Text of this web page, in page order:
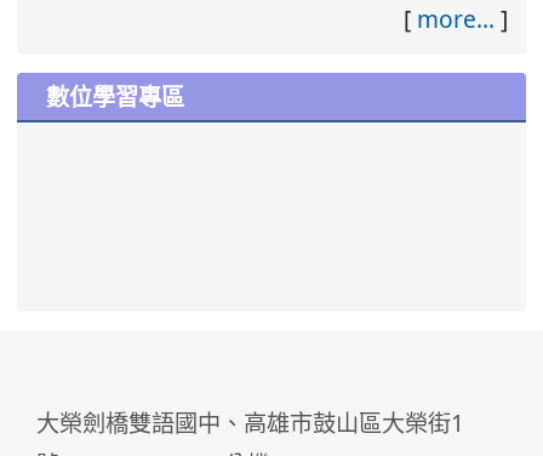
[ more... ]
數位學習專區
大榮劍橋雙語國中、高雄市鼓山區大榮街1